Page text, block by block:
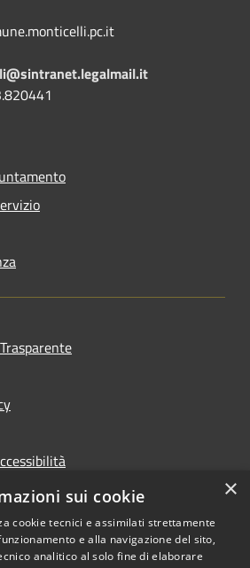
×
sui cookie
cookie tecnici e assimilati strettamente
e alla navigazione del sito,
analitico al solo fine di elaborare